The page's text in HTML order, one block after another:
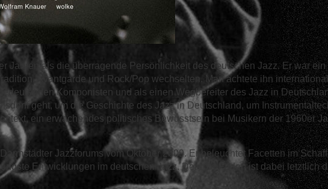
Jahren als die überragende Persönlichkeit des deutschen Jazz. Er war
Avantgarde und Rock/Pop wechselten. Man achtete ihn
Komponisten und als einen Wegbereiter des Jazz in
geht, um die Geschichte des Jazz in Deutschland, um
ein erwachendes politisches Bewusstsein bei Musikern der 1960er
Jazzforums vom Oktober 2009. Er beleuchtet Facetten im
Entwicklungen im deutschen Jazz. Der rote Faden ist dabei letztlich